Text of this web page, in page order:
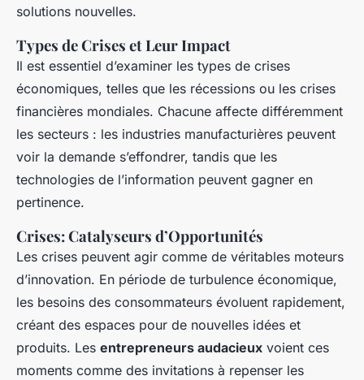
solutions nouvelles.
Types de Crises et Leur Impact
Il est essentiel d’examiner les types de crises
économiques, telles que les récessions ou les crises
financières mondiales. Chacune affecte différemment
les secteurs : les industries manufacturières peuvent
voir la demande s’effondrer, tandis que les
technologies de l’information peuvent gagner en
pertinence.
Crises: Catalyseurs d’Opportunités
Les crises peuvent agir comme de véritables moteurs
d’innovation. En période de turbulence économique,
les besoins des consommateurs évoluent rapidement,
créant des espaces pour de nouvelles idées et
produits. Les entrepreneurs audacieux voient ces
moments comme des invitations à repenser les